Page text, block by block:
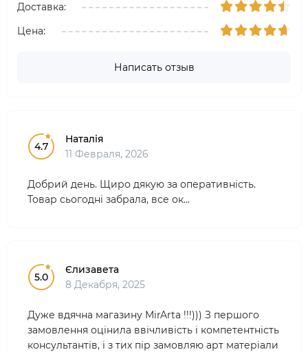
Доставка:
Цена:
Написать отзыв
4.7
Наталія
11 Февраля, 2026
Добрий день. Щиро дякую за оперативність.
Товар сьогодні забрала, все ок...
5.0
Єлизавета
8 Декабря, 2025
Дуже вдячна магазину MirArta !!!))) З першого
замовлення оцінила ввічливість і компетентність
консультантів, і з тих пір замовляю арт матеріали